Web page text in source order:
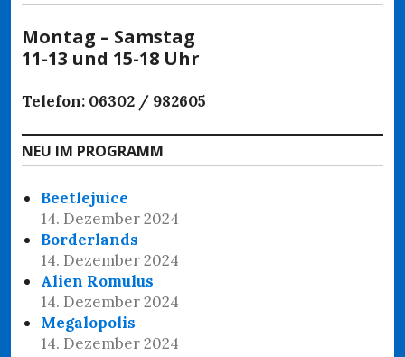
Montag – Samstag
11-13 und 15-18 Uhr
Telefon: 06302 / 982605
NEU IM PROGRAMM
Beetlejuice
14. Dezember 2024
Borderlands
14. Dezember 2024
Alien Romulus
14. Dezember 2024
Megalopolis
14. Dezember 2024